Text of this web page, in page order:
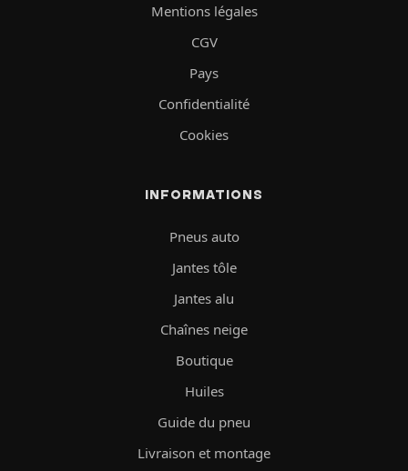
Mentions légales
CGV
Pays
Confidentialité
Cookies
INFORMATIONS
Pneus auto
Jantes tôle
Jantes alu
Chaînes neige
Boutique
Huiles
Guide du pneu
Livraison et montage